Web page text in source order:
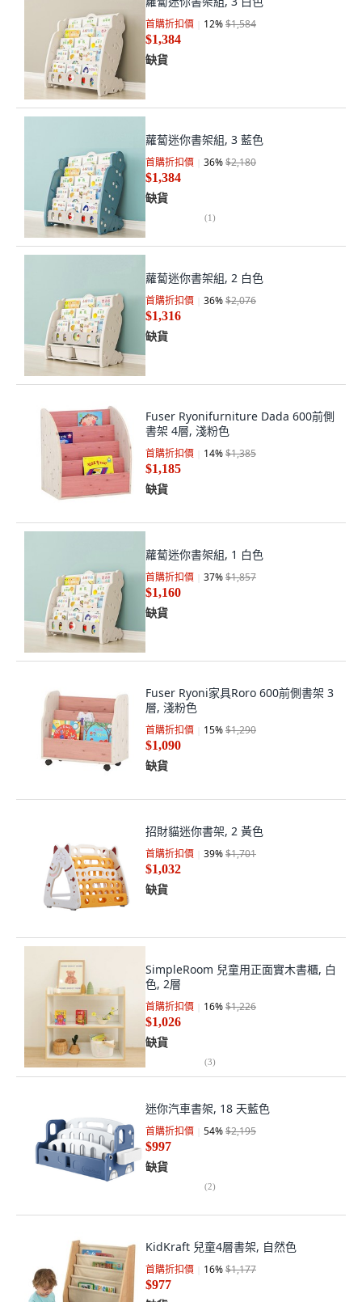
首購折扣價 12%$1,584
$1,384
缺貨
蘿蔔迷你書架組, 3 藍色
首購折扣價 36%$2,180
$1,384
缺貨
(1)
蘿蔔迷你書架組, 2 白色
首購折扣價 36%$2,076
$1,316
缺貨
Fuser Ryonifurniture Dada 600前側
書架 4層, 淺粉色
首購折扣價 14%$1,385
$1,185
缺貨
蘿蔔迷你書架組, 1 白色
首購折扣價 37%$1,857
$1,160
缺貨
Fuser Ryoni家具Roro 600前側書架 3
層, 淺粉色
首購折扣價 15%$1,290
$1,090
缺貨
招財貓迷你書架, 2 黃色
首購折扣價 39%$1,701
$1,032
缺貨
SimpleRoom 兒童用正面實木書櫃, 白
色, 2層
首購折扣價 16%$1,226
$1,026
缺貨
(3)
迷你汽車書架, 18 天藍色
首購折扣價 54%$2,195
$997
缺貨
(2)
KidKraft 兒童4層書架, 自然色
首購折扣價 16%$1,177
$977